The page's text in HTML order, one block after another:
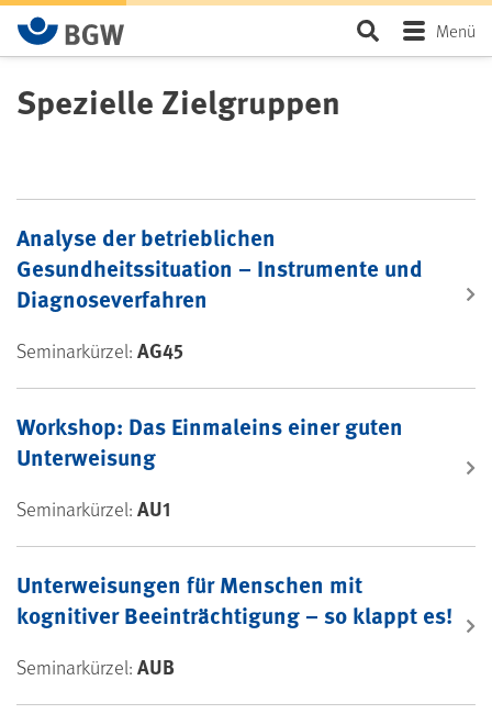
Zum Hauptinhalt springen SeiteMenü
Spezielle Zielgruppen
Seminare für spezielle Zielgruppen
Analyse der betrieblichen
Gesundheitssituation – Instrumente und
Diagnoseverfahren
Seminarkürzel: AG45
Workshop: Das Ein­mal­eins einer guten
Unterweisung
Seminarkürzel: AU1
Unterweisungen für Menschen mit
kognitiver Beeinträchtigung – so klappt es!
Seminarkürzel: AUB